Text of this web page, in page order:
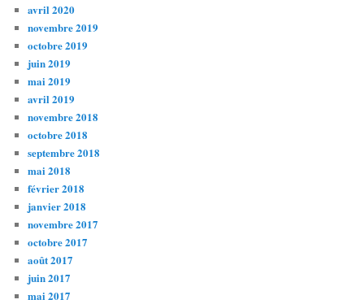
avril 2020
novembre 2019
octobre 2019
juin 2019
mai 2019
avril 2019
novembre 2018
octobre 2018
septembre 2018
mai 2018
février 2018
janvier 2018
novembre 2017
octobre 2017
août 2017
juin 2017
mai 2017